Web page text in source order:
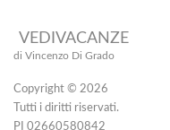
VEDIVACANZE
di Vincenzo Di Grado
Copyright © 2026
Tutti i diritti riservati.
PI 02660580842